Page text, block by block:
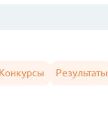
Конкурсы Результаты